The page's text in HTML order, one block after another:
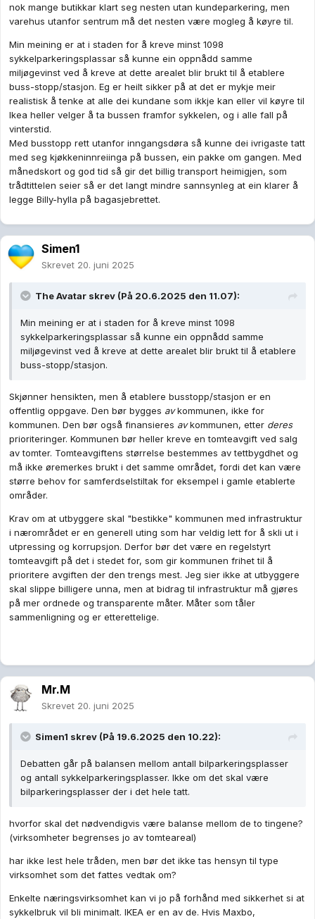
nok mange butikkar klart seg nesten utan kundeparkering, men
varehus utanfor sentrum må det nesten være mogleg å køyre til.
Min meining er at i staden for å kreve minst 1098
sykkelparkeringsplassar så kunne ein oppnådd samme
miljøgevinst ved å kreve at dette arealet blir brukt til å etablere
buss-stopp/stasjon. Eg er heilt sikker på at det er mykje meir
realistisk å tenke at alle dei kundane som ikkje kan eller vil køyre til
Ikea heller velger å ta bussen framfor sykkelen, og i alle fall på
vinterstid.
Med busstopp rett utanfor inngangsdøra så kunne dei ivrigaste tatt
med seg kjøkkeninnreiinga på bussen, ein pakke om gangen. Med
månedskort og god tid så gir det billig transport heimigjen, som
trådtittelen seier så er det langt mindre sannsynleg at ein klarer å
legge Billy-hylla på bagasjebrettet.
Simen1
Skrevet 20. juni 2025
The Avatar skrev (På 20.6.2025 den 11.07):
Min meining er at i staden for å kreve minst 1098
sykkelparkeringsplassar så kunne ein oppnådd samme
miljøgevinst ved å kreve at dette arealet blir brukt til å etablere
buss-stopp/stasjon.
Skjønner hensikten, men å etablere busstopp/stasjon er en
offentlig oppgave. Den bør bygges avkommunen, ikke for
kommunen. Den bør også finansieres avkommunen, etter deres
prioriteringer. Kommunen bør heller kreve en tomteavgift ved salg
av tomter. Tomteavgiftens størrelse bestemmes av tettbygdhet og
må ikke øremerkes brukt i det samme området, fordi det kan være
større behov for samferdselstiltak for eksempel i gamle etablerte
områder.
Krav om at utbyggere skal "bestikke" kommunen med infrastruktur
i nærområdet er en generell uting som har veldig lett for å skli ut i
utpressing og korrupsjon. Derfor bør det være en regelstyrt
tomteavgift på det i stedet for, som gir kommunen frihet til å
prioritere avgiften der den trengs mest. Jeg sier ikke at utbyggere
skal slippe billigere unna, men at bidrag til infrastruktur må gjøres
på mer ordnede og transparente måter. Måter som tåler
sammenligning og er etterettelige.
Mr.M
Skrevet 20. juni 2025
Simen1 skrev (På 19.6.2025 den 10.22):
Debatten går på balansen mellom antall bilparkeringsplasser
og antall sykkelparkeringsplasser. Ikke om det skal være
bilparkeringsplasser der i det hele tatt.
hvorfor skal det nødvendigvis være balanse mellom de to tingene?
(virksomheter begrenses jo av tomteareal)
har ikke lest hele tråden, men bør det ikke tas hensyn til type
virksomhet som det fattes vedtak om?
Enkelte næringsvirksomhet kan vi jo på forhånd med sikkerhet si at
sykkelbruk vil bli minimalt. IKEA er en av de. Hvis Maxbo,